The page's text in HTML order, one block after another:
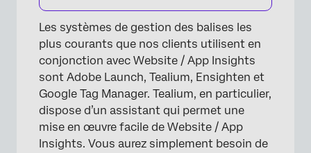
Les systèmes de gestion des balises les
plus courants que nos clients utilisent en
conjonction avec Website / App Insights
sont Adobe Launch, Tealium, Ensighten et
Google Tag Manager. Tealium, en particulier,
dispose d’un assistant qui permet une
mise en œuvre facile de Website / App
Insights. Vous aurez simplement besoin de